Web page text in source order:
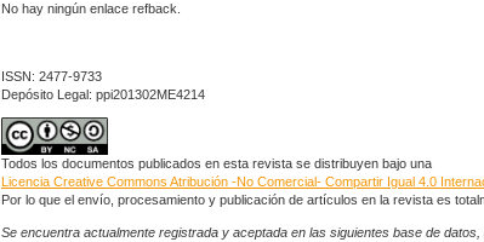
No hay ningún enlace refback.
ISSN: 2477-9733
Depósito Legal: ppi201302ME4214
Todos los documentos publicados en esta revista se distribuyen bajo una
Licencia Creative Commons Atribución -No Comercial- Compartir Igual 4.0
Por lo que el envío, procesamiento y publicación de artículos en la revista es
Se encuentra actualmente registrada y aceptada en las siguientes base de